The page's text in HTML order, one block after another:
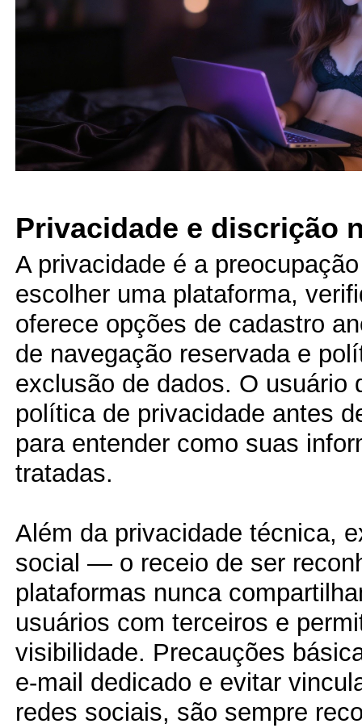
Privacidade e discrição
A privacidade é a
escolher uma plataforma,
oferece opções de cadastro
de navegação reservada e
exclusão de dados. O usuário
política de privacidade antes
para entender como suas
tratadas.
Além da privacidade técnica,
social — o receio de ser
plataformas nunca
usuários com terceiros e
visibilidade. Precauções
e-mail dedicado e evitar
redes sociais, são sempre